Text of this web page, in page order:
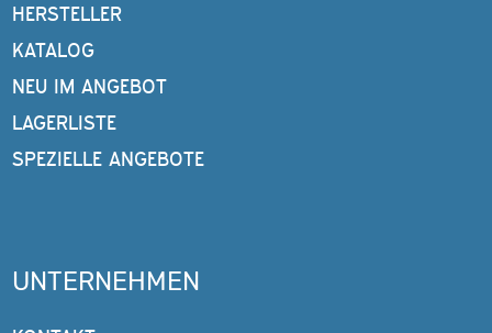
HERSTELLER
KATALOG
NEU IM ANGEBOT
LAGERLISTE
SPEZIELLE ANGEBOTE
UNTERNEHMEN